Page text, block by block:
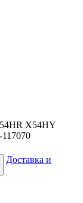
X54HY
Доставка и